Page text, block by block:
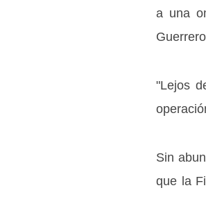
a una
"Lejos
Sin
que la